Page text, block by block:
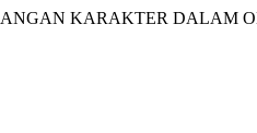
KARAKTER